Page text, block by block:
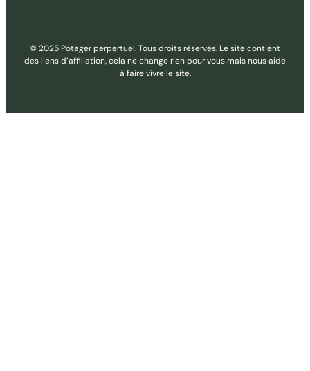
© 2025 Potager perpertuel. Tous droits réservés. Le site contient
des liens d’affiliation, cela ne change rien pour vous mais nous aide
à faire vivre le site.